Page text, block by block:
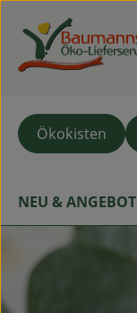
Ökokisten
NEU & ANGEBOT